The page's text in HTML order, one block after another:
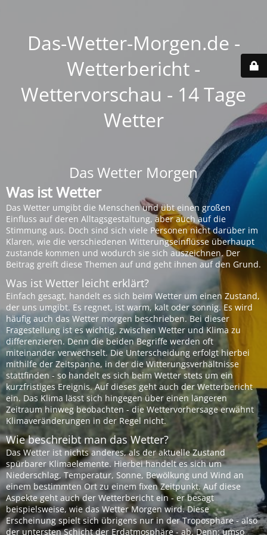
Das-Wetter-Morgen.de -
Wetterbericht -
Wettervorschau - 14 Tage
Wetter
Das Wetter Morgen
Was ist Wetter
Das Wetter umgibt die Menschen und übt einen großen
Einfluss auf deren Alltagsgestaltung, aber auch auf die
Stimmung aus. Doch sind sich viele Personen nicht darüber im
Klaren, wie die verschiedenen Witterungseinflüsse überhaupt
zustande kommen und wodurch sie sich auszeichnen. Der
Beitrag greift diese Themen auf und geht ihnen auf den Grund.
Was ist Wetter leicht erklärt?
Einfach gesagt, handelt es sich beim Wetter um einen Zustand,
der uns umgibt. Es regnet, ist warm, kalt oder sonnig. Es wird
häufig auch das Wetter morgen beschrieben. Bei dieser
Fragestellung ist es wichtig, zwischen Wetter und Klima zu
differenzieren. Denn die beiden Begriffe werden oft
miteinander verwechselt. Die Unterscheidung erfolgt hierbei
mithilfe der Zeitspanne, in der die Witterungsverhältnisse
stattfinden - so handelt es sich beim Wetter stets um ein
kurzfristiges Ereignis. Auf dieses geht auch der Wetterbericht
ein. Das Klima lässt sich hingegen über einen längeren
Zeitraum hinweg beobachten - die Wettervorhersage erwähnt
Klimaveränderungen in der Regel nicht.
Wie beschreibt man das Wetter?
Das Wetter ist nichts anderes, als der aktuelle Zustand
spürbarer Klimaelemente. Hierbei handelt es sich um
Niederschlag, Temperatur, Sonne, Bewölkung und Wind an
einem bestimmten Ort zu einem fixen Zeitpunkt. Auf diese
Aspekte geht auch der Wetterbericht ein - er besagt
beispielsweise, wie das Wetter Morgen wird. Diese
Erscheinung spielt sich übrigens nur in der Troposphäre - also
der untersten Schicht der Erdatmosphäre - ab. Denn: umso